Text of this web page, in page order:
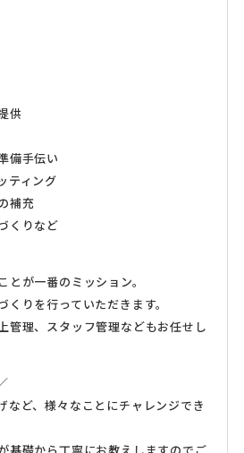
供
備手伝い
ティング
補充
くりなど
が一番のミッション。
りを行っていただきます。
管理、スタッフ管理などもお任せし
など、様々なことにチャレンジでき